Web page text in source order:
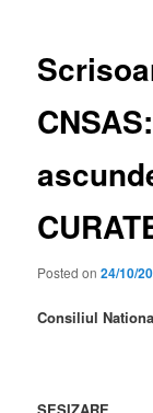
Posted on24/10/
Consiliul